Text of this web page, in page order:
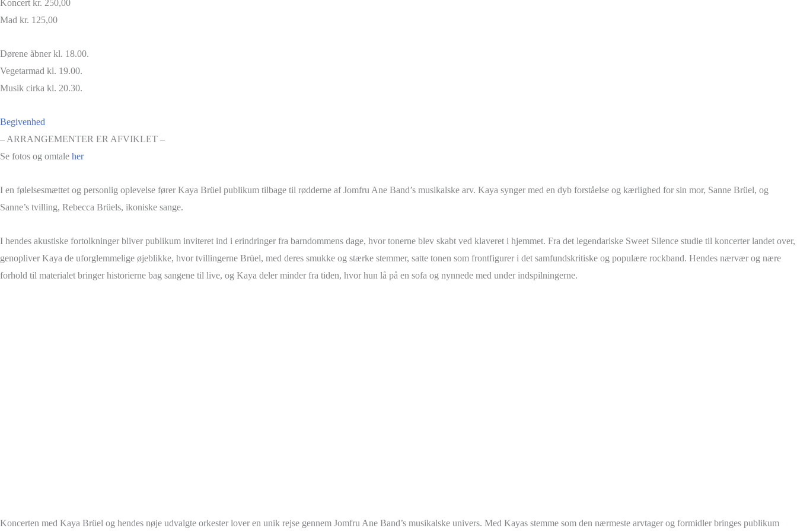
Koncert kr. 250,00
Mad kr. 125,00
Dørene åbner kl. 18.00.
Vegetarmad kl. 19.00.
Musik cirka kl. 20.30.
Begivenhed
– ARRANGEMENTER ER AFVIKLET –
Se fotos og omtale her
I en følelsesmættet og personlig oplevelse fører Kaya Brüel publikum tilbage til rødderne af Jomfru Ane Band’s musikalske arv. Kaya synger med en dyb forståelse og kærlighed for sin mor, Sanne Brüel, og
Sanne’s tvilling, Rebecca Brüels, ikoniske sange.
I hendes akustiske fortolkninger bliver publikum inviteret ind i erindringer fra barndommens dage, hvor tonerne blev skabt ved klaveret i hjemmet. Fra det legendariske Sweet Silence studie til koncerter landet over,
genopliver Kaya de uforglemmelige øjeblikke, hvor tvillingerne Brüel, med deres smukke og stærke stemmer, satte tonen som frontfigurer i det samfundskritiske og populære rockband. Hendes nærvær og nære
forhold til materialet bringer historierne bag sangene til live, og Kaya deler minder fra tiden, hvor hun lå på en sofa og nynnede med under indspilningerne.
Koncerten med Kaya Brüel og hendes nøje udvalgte orkester lover en unik rejse gennem Jomfru Ane Band’s musikalske univers. Med Kayas stemme som den nærmeste arvtager og formidler bringes publikum